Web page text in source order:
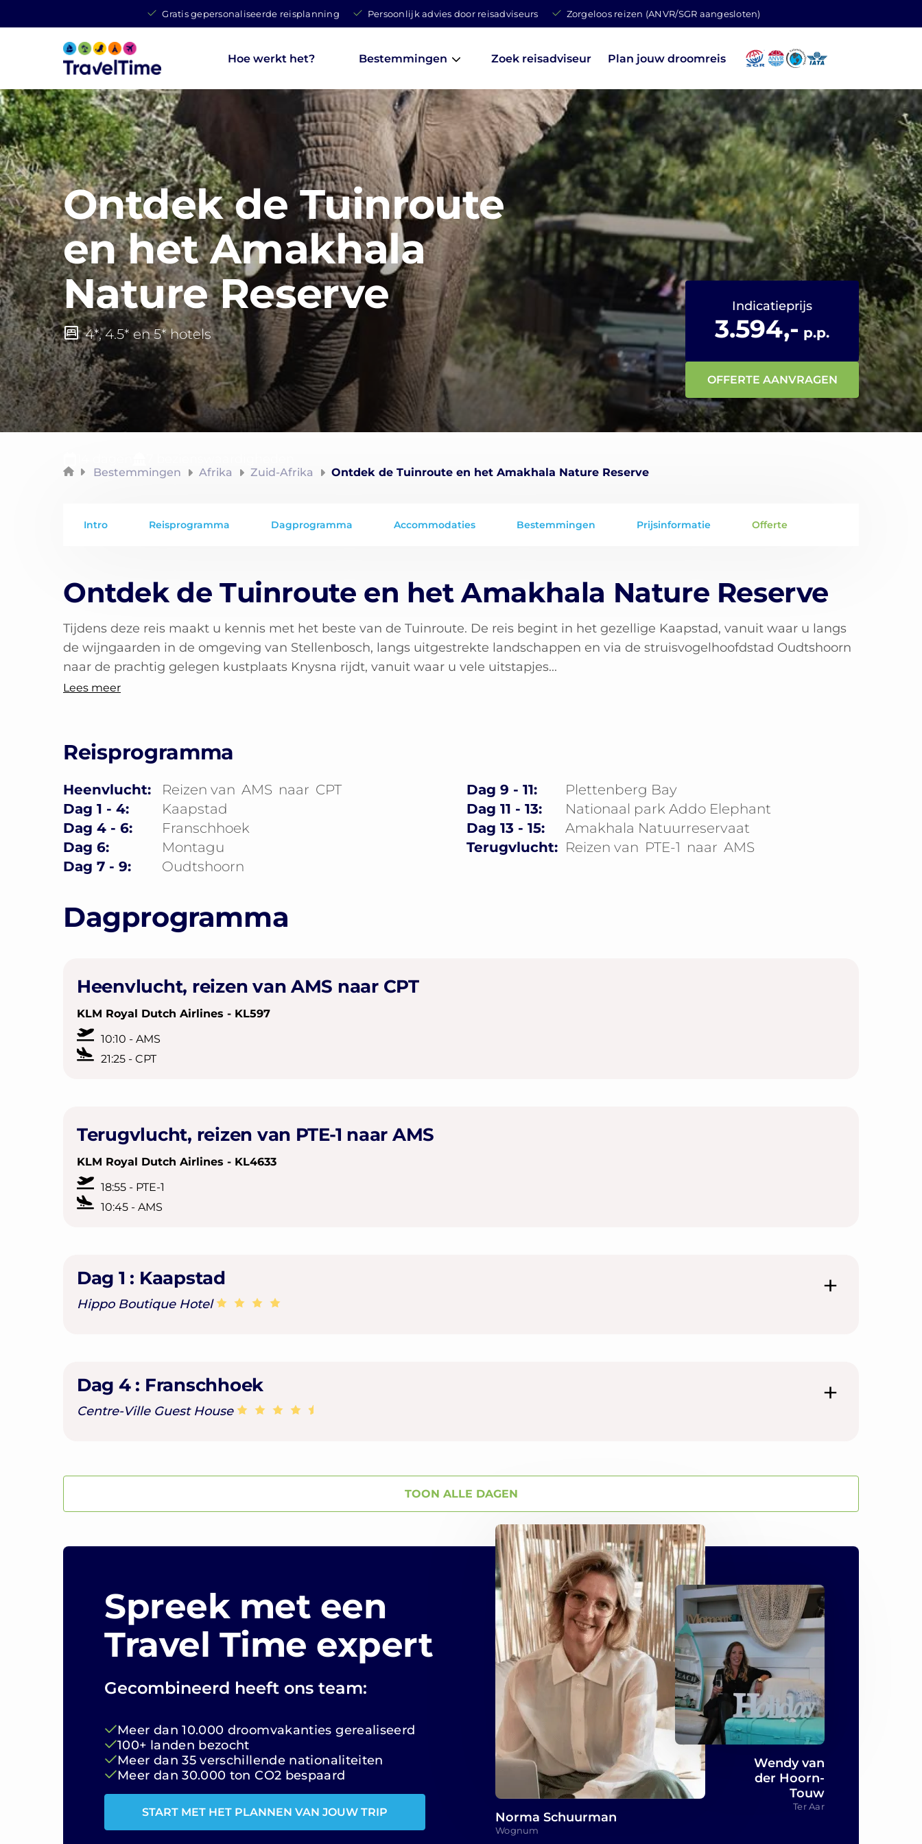
Gratis gepersonaliseerde reisplanning Persoonlijk advies door reisadviseurs Zorgeloos reizen (ANVR/SGR aangesloten)
Hoe werkt het? Bestemmingen Zoek reisadviseur Plan jouw droomreis
Ontdek de Tuinroute
en het Amakhala
Nature Reserve
4*, 4.5* en 5* hotels
Indicatieprijs
3.594,- p.p.
OFFERTE AANVRAGEN
Bestemmingen Afrika Zuid-Afrika Ontdek de Tuinroute en het Amakhala Nature Reserve
Intro Reisprogramma Dagprogramma Accommodaties Bestemmingen Prijsinformatie Offerte
Ontdek de Tuinroute en het Amakhala Nature Reserve
Tijdens deze reis maakt u kennis met het beste van de Tuinroute. De reis begint in het gezellige Kaapstad, vanuit waar u langs
de wijngaarden in de omgeving van Stellenbosch, langs uitgestrekte landschappen en via de struisvogelhoofdstad Oudtshoorn
naar de prachtig gelegen kustplaats Knysna rijdt, vanuit waar u vele uitstapjes...
Lees meer
Reisprogramma
Heenvlucht: Reizen van AMS naar CPT
Dag 1 - 4:
Kaapstad
Dag 4 - 6:
Franschhoek
Dag 6:
Montagu
Dag 7 - 9:
Oudtshoorn
Dag 9 - 11:
Plettenberg Bay
Dag 11 - 13:
Nationaal park Addo Elephant
Dag 13 - 15:
Amakhala Natuurreservaat
Terugvlucht: Reizen van PTE-1 naar AMS
Dagprogramma
Heenvlucht, reizen van AMS naar CPT
KLM Royal Dutch Airlines - KL597
10:10 - AMS
21:25 - CPT
Terugvlucht, reizen van PTE-1 naar AMS
KLM Royal Dutch Airlines - KL4633
18:55 - PTE-1
10:45 - AMS
Dag 1 : Kaapstad
Hippo Boutique Hotel
Dag 4 : Franschhoek
Centre-Ville Guest House
TOON ALLE DAGEN
Spreek met een
Travel Time expert
Gecombineerd heeft ons team:
Meer dan 10.000 droomvakanties gerealiseerd
100+ landen bezocht
Meer dan 35 verschillende nationaliteiten
Meer dan 30.000 ton CO2 bespaard
START MET HET PLANNEN VAN JOUW TRIP Norma Schuurman
Wognum
Wendy van
der Hoorn-
Touw
Ter Aar